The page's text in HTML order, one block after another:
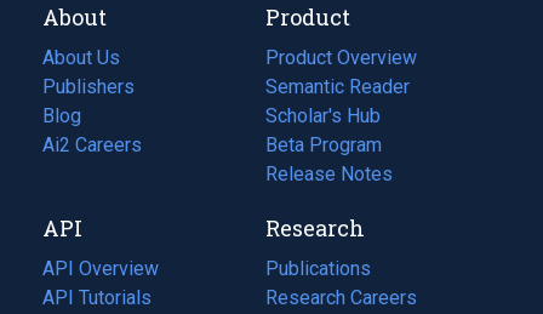
About
About Us
Publishers
Blog
(opens
in
tab)
Ai2 Careers
(opens
new
tab)
Product
Product Overview
Semantic Reader
Scholar's Hub
Beta Program
Release Notes
API
API Overview
API Tutorials
Research
Publications
(opens
in
Research Careers
(opens